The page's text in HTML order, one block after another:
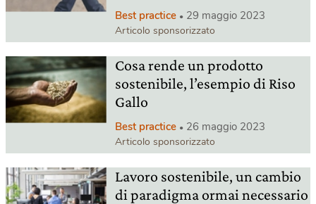
Best practice 29 maggio 2023
Articolo sponsorizzato
Cosa rende un prodotto
sostenibile, l’esempio di Riso
Gallo
Best practice 26 maggio 2023
Articolo sponsorizzato
Lavoro sostenibile, un cambio
di paradigma ormai necessario